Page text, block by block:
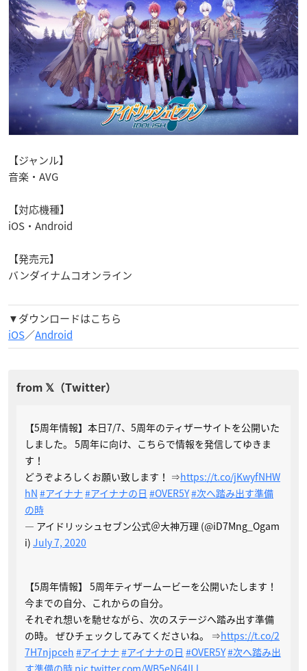
【ジャンル】
音楽・AVG
【対応機種】
iOS・Android
【発売元】
バンダイナムコオンライン
▼ダウンロードはこちら
iOS／Android
【5周年情報】本日7/7、5周年のティザーサイトを公開いた
しました。 5周年に向け、こちらで情報を発信してゆきま
す！
どうぞよろしくお願い致します！ ⇒https://t.co/jKwyfNHW
hN #アイナナ #アイナナの日 #OVER5Y#次へ踏み出す準備
の時
— アイドリッシュセブン公式＠大神万理 (@iD7Mng_Ogam
i) July 7, 2020
【5周年情報】 5周年ティザームービーを公開いたします！
今までの自分、これからの自分。
それぞれ想いを馳せながら、次のステージへ踏み出す準備
の時。 ぜひチェックしてみてくださいね。 ⇒https://t.co/2
7H7njpceh #アイナナ #アイナナの日 #OVER5Y#次へ踏み出
す準備の時 pic.twitter.com/WB5eN64lLl